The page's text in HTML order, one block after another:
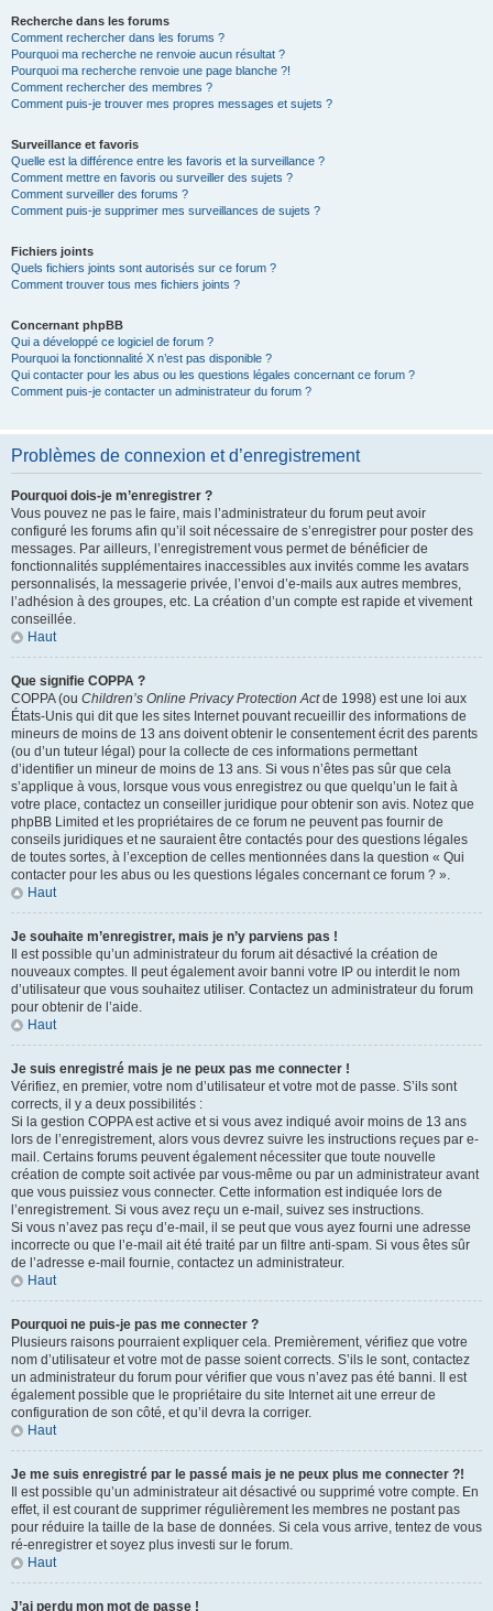
Recherche dans les forums
Comment rechercher dans les forums ?
Pourquoi ma recherche ne renvoie aucun résultat ?
Pourquoi ma recherche renvoie une page blanche ?!
Comment rechercher des membres ?
Comment puis-je trouver mes propres messages et sujets ?
Surveillance et favoris
Quelle est la différence entre les favoris et la surveillance ?
Comment mettre en favoris ou surveiller des sujets ?
Comment surveiller des forums ?
Comment puis-je supprimer mes surveillances de sujets ?
Fichiers joints
Quels fichiers joints sont autorisés sur ce forum ?
Comment trouver tous mes fichiers joints ?
Concernant phpBB
Qui a développé ce logiciel de forum ?
Pourquoi la fonctionnalité X n’est pas disponible ?
Qui contacter pour les abus ou les questions légales concernant ce forum ?
Comment puis-je contacter un administrateur du forum ?
Problèmes de connexion et d’enregistrement
Pourquoi dois-je m’enregistrer ?
Vous pouvez ne pas le faire, mais l’administrateur du forum peut avoir
configuré les forums afin qu’il soit nécessaire de s’enregistrer pour poster des
messages. Par ailleurs, l’enregistrement vous permet de bénéficier de
fonctionnalités supplémentaires inaccessibles aux invités comme les avatars
personnalisés, la messagerie privée, l’envoi d’e-mails aux autres membres,
l’adhésion à des groupes, etc. La création d’un compte est rapide et vivement
conseillée.
Haut
Que signifie COPPA ?
COPPA (ou Children’s Online Privacy Protection Actde 1998) est une loi aux
États-Unis qui dit que les sites Internet pouvant recueillir des informations de
mineurs de moins de 13 ans doivent obtenir le consentement écrit des parents
(ou d’un tuteur légal) pour la collecte de ces informations permettant
d’identifier un mineur de moins de 13 ans. Si vous n’êtes pas sûr que cela
s’applique à vous, lorsque vous vous enregistrez ou que quelqu’un le fait à
votre place, contactez un conseiller juridique pour obtenir son avis. Notez que
phpBB Limited et les propriétaires de ce forum ne peuvent pas fournir de
conseils juridiques et ne sauraient être contactés pour des questions légales
de toutes sortes, à l’exception de celles mentionnées dans la question « Qui
contacter pour les abus ou les questions légales concernant ce forum ? ».
Haut
Je souhaite m’enregistrer, mais je n’y parviens pas !
Il est possible qu’un administrateur du forum ait désactivé la création de
nouveaux comptes. Il peut également avoir banni votre IP ou interdit le nom
d’utilisateur que vous souhaitez utiliser. Contactez un administrateur du forum
pour obtenir de l’aide.
Haut
Je suis enregistré mais je ne peux pas me connecter !
Vérifiez, en premier, votre nom d’utilisateur et votre mot de passe. S’ils sont
corrects, il y a deux possibilités :
Si la gestion COPPA est active et si vous avez indiqué avoir moins de 13 ans
lors de l’enregistrement, alors vous devrez suivre les instructions reçues par e-
mail. Certains forums peuvent également nécessiter que toute nouvelle
création de compte soit activée par vous-même ou par un administrateur avant
que vous puissiez vous connecter. Cette information est indiquée lors de
l’enregistrement. Si vous avez reçu un e-mail, suivez ses instructions.
Si vous n’avez pas reçu d’e-mail, il se peut que vous ayez fourni une adresse
incorrecte ou que l’e-mail ait été traité par un filtre anti-spam. Si vous êtes sûr
de l’adresse e-mail fournie, contactez un administrateur.
Haut
Pourquoi ne puis-je pas me connecter ?
Plusieurs raisons pourraient expliquer cela. Premièrement, vérifiez que votre
nom d’utilisateur et votre mot de passe soient corrects. S’ils le sont, contactez
un administrateur du forum pour vérifier que vous n’avez pas été banni. Il est
également possible que le propriétaire du site Internet ait une erreur de
configuration de son côté, et qu’il devra la corriger.
Haut
Je me suis enregistré par le passé mais je ne peux plus me connecter ?!
Il est possible qu’un administrateur ait désactivé ou supprimé votre compte. En
effet, il est courant de supprimer régulièrement les membres ne postant pas
pour réduire la taille de la base de données. Si cela vous arrive, tentez de vous
ré-enregistrer et soyez plus investi sur le forum.
Haut
J’ai perdu mon mot de passe !